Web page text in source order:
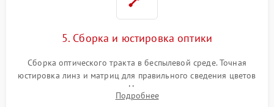
5. Сборка и юстировка оптики
Сборка оптического тракта в беспылевой среде. Точная
юстировка линз и матриц для правильного сведения цветов
и устранения размытия. Надежное подключение всех
шлейфов, установка датчиков и закрытие корпуса
Подробнее